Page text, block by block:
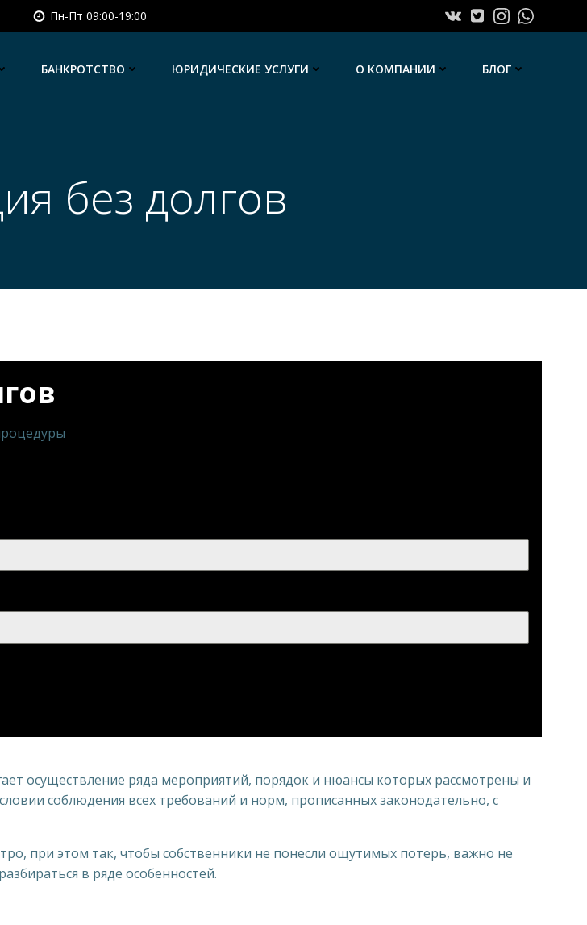
Пн-Пт 09:00-19:00
БАНКРОТСТВО ЮРИДИЧЕСКИЕ УСЛУГИ О КОМПАНИИ БЛОГ
без долгов
осуществление ряда мероприятий, порядок и нюансы которых рассмотрены и
соблюдения всех требований и норм, прописанных законодательно, с
при этом так, чтобы собственники не понесли ощутимых потерь, важно не
в ряде особенностей.